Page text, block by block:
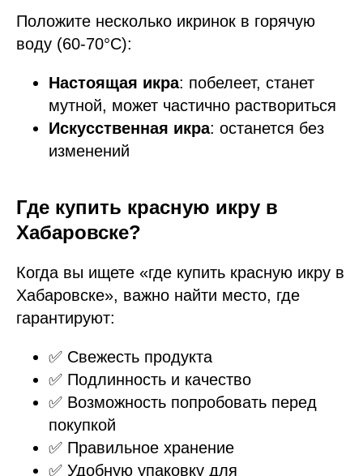
Положите несколько икринок в горячую
воду (60-70°C):
Настоящая икра: побелеет, станет
мутной, может частично раствориться
Искусственная икра: останется без
изменений
Где купить красную икру в
Хабаровске?
Когда вы ищете «где купить красную икру в
Хабаровске», важно найти место, где
гарантируют:
✅ Свежесть продукта
✅ Подлинность и качество
✅ Возможность попробовать перед
покупкой
✅ Правильное хранение
✅ Удобную упаковку для